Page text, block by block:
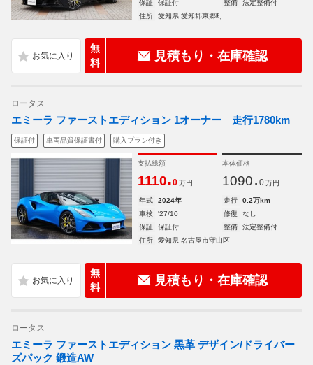
保証
保証付 整備
法定整備付
住所
愛知県 愛知郡東郷町
無
料
見積もり・在庫確認
ロータス
エミーラ ファーストエディション 1オーナー 走行1780km
保証付 車両品質保証書付 購入プラン付き
支払総額
1110.0 万円
本体価格
1090. 0 万円
年式 2024年 走行
0.2万km
車検
'27/10 修復
なし
保証
保証付 整備
法定整備付
住所
愛知県 名古屋市守山区
無
料
見積もり・在庫確認
ロータス
エミーラ ファーストエディション 黒革 デザイン/ドライバー
ズパック 鍛造AW